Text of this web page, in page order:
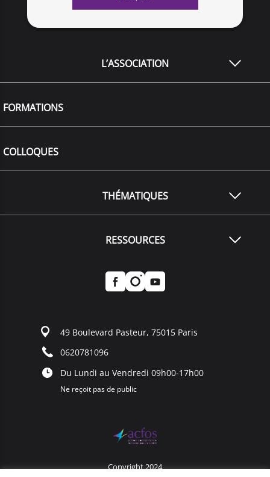
L’ASSOCIATION
FORMATIONS
COLLOQUES
THÉMATIQUES
RESSOURCES
49 Boulevard Pasteur, 75015 Paris
0620781096
Du Lundi au Vendredi 09h00-17h00
Ne reçoit pas de public
Copyright 2024